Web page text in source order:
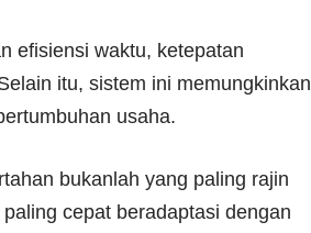
efisiensi waktu, ketepatan
itu, sistem ini memungkinkan
usaha.
bukanlah yang paling rajin
cepat beradaptasi dengan